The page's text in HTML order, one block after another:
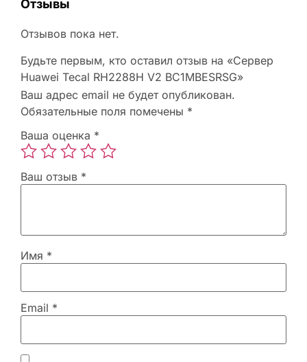
Отзывы
Отзывов пока нет.
Будьте первым, кто оставил отзыв на «Сервер
Huawei Tecal RH2288H V2 BC1MBESRSG»
Ваш адрес email не будет опубликован.
Обязательные поля помечены *
Ваша оценка *
Ваш отзыв *
Имя *
Email *